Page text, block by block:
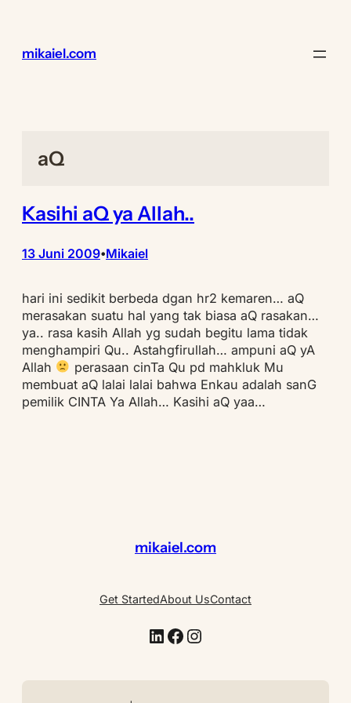
konten
mikaiel.com
aQ
Kasihi aQ ya Allah..
13 Juni 2009•Mikaiel
hari ini sedikit berbeda dgan hr2 kemaren… aQ
merasakan suatu hal yang tak biasa aQ rasakan…
ya.. rasa kasih Allah yg sudah begitu lama tidak
menghampiri Qu.. Astahgfirullah… ampuni aQ yA
Allah
perasaan cinTa Qu pd mahkluk Mu
membuat aQ lalai lalai bahwa Enkau adalah sanG
pemilik CINTA Ya Allah… Kasihi aQ yaa…
mikaiel.com
Get StartedAbout UsContact
LinkedIn Facebook Instagram